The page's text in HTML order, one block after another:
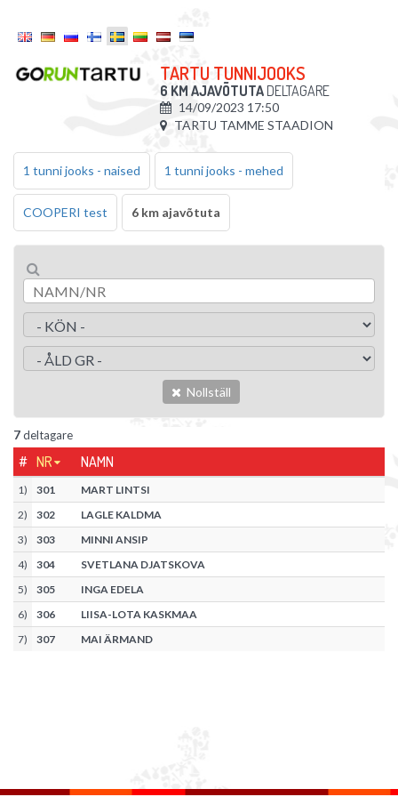
TARTU TUNNIJOOKS
6 KM AJAVÕTUTA DELTAGARE
14/09/2023 17:50
TARTU TAMME STAADION
1 tunni jooks - naised 1 tunni jooks - mehed
COOPERI test 6 km ajavõtuta
Nollställ
7deltagare
# NR NAMN
1) 301
MART LINTSI
2) 302
LAGLE KALDMA
3) 303
MINNI ANSIP
4) 304
SVETLANA DJATSKOVA
5) 305
INGA EDELA
6) 306
LIISA-LOTA KASKMAA
7) 307 MAI ÄRMAND